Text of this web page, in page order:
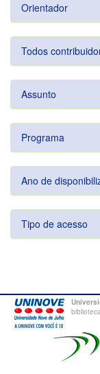
Orientador
Todos
Assunto
Programa
Ano de
Tipo de acesso